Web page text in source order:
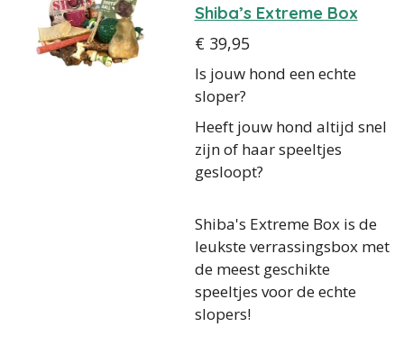
Shiba’s Extreme Box
€ 39,95
Is jouw hond een echte
sloper?
Heeft jouw hond altijd snel
zijn of haar speeltjes
gesloopt?
Shiba's Extreme Box is de
leukste verrassingsbox met
de meest geschikte
speeltjes voor de echte
slopers!